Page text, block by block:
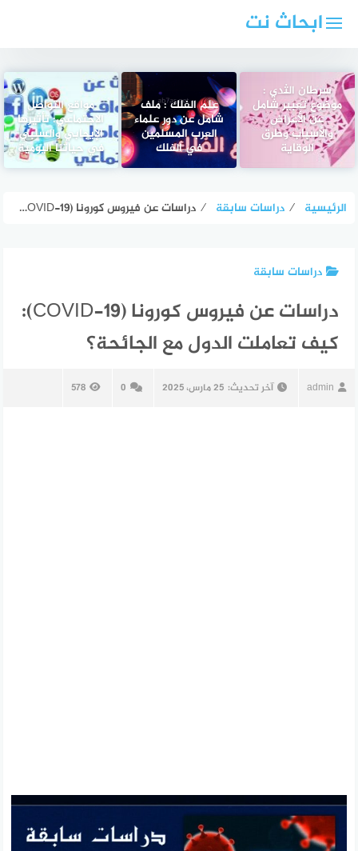
ابحاث نت
سرطان الثدي :
موضوع تعبير شامل
عن الأعراض
والأسباب وطرق
الوقاية
علم الفلك : ملف
شامل عن دور علماء
العرب المسلمين
في الفلك
مواقع التواصل
الاجتماعي: تأثيرها
الإيجابي والسلبي
في حياتنا اليومية
الرئيسية ⁄ دراسات سابقة ⁄ دراسات عن فيروس كورونا (COVID-19): كيف تعاملت الدول مع الجائحة؟
دراسات سابقة
دراسات عن فيروس كورونا (COVID-19):
كيف تعاملت الدول مع الجائحة؟
admin آخر تحديث: 25 مارس، 2025 0
578